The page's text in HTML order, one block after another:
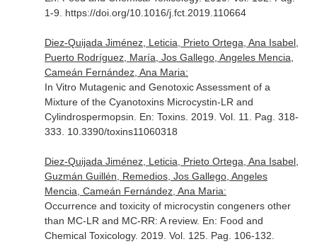
1-9. https://doi.org/10.1016/j.fct.2019.110664
Diez-Quijada Jiménez, Leticia, Prieto Ortega, Ana Isabel,
Puerto Rodríguez, María, Jos Gallego, Angeles Mencia,
Cameán Fernández, Ana Maria:
In Vitro Mutagenic and Genotoxic Assessment of a
Mixture of the Cyanotoxins Microcystin-LR and
Cylindrospermopsin. En: Toxins. 2019. Vol. 11. Pag. 318-
333. 10.3390/toxins11060318
Diez-Quijada Jiménez, Leticia, Prieto Ortega, Ana Isabel,
Guzmán Guillén, Remedios, Jos Gallego, Angeles
Mencia, Cameán Fernández, Ana Maria:
Occurrence and toxicity of microcystin congeners other
than MC-LR and MC-RR: A review. En: Food and
Chemical Toxicology. 2019. Vol. 125. Pag. 106-132.